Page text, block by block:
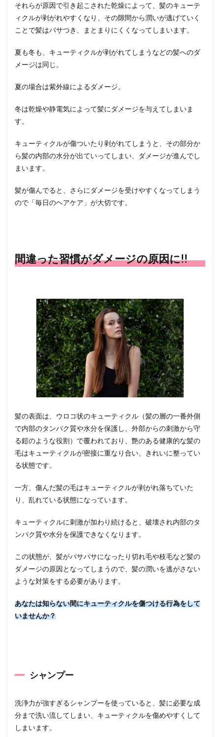
2.2
タオ
ルド
ライ
ヤー
ブラ
ング
パサ
を防
ぐ方
3.1
ヘア
を使
用す
加湿
器を
使用
する
3.3
頭皮
のマ
ッサ
ージ
をす
る
まと
め
それらが原因で引き起こされた乾燥によって、髪のキューテ
ィクルが剥がれやすくなり、その隙間から潤いが逃げていく
ことで髪はパサつき、まとまりにくくなってしまいます。
夏も冬も、キューティクルが剥がれてしまうなどの髪へのダ
メージは同じ。
夏の場合は紫外線によるダメージ。
冬は乾燥や静電気によって髪にダメージを与えてしまいま
す。
キューティクルが傷ついたり剥がれてしまうと、その部分か
ら髪の内部の水分が出ていってしまい、ダメージが進んでし
まいます。
髪が傷んでると、さらにダメージを受けやすくなってしまう
ので「毎日のヘアケア」が大切です。
間違った習慣がダメージの原因に!!
髪の表面は、ウロコ状のキューティクル（髪の層の一番外側
で内部のタンパク質や水分を保護し、外部からの刺激から守
る鎧のような役割）で覆われており、艶のある健康的な髪の
毛はキューティクルが密接に重なり合い、きれいに整ってい
る状態です。
一方、傷んだ髪の毛はキューティクルが剥がれ落ちていた
り、乱れている状態になっています。
キューティクルに刺激が加わり続けると、破壊され内部のタ
ンパク質や水分を保護できなくなります。
この状態が、髪がパサパサになったり切れ毛や枝毛など髪の
ダメージの原因となってしまうので、髪の潤いを逃がさない
ような対策をする必要があります。
あなたは知らない間にキューティクルを傷つける行為をして
いませんか？
シャンプー
洗浄力が強すぎるシャンプーを使っていると、髪に必要な成
分まで洗い流してしまい、キューティクルを傷めやすくして
しまいます。